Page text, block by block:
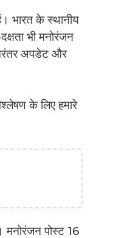
भारत के स्थानीय
भी मनोरंजन
अपडेट और
के लिए हमारे
मनोरंजन पोस्ट 16